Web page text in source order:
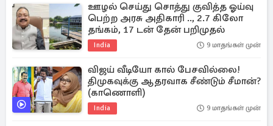
ஊழல் செய்து சொத்து குவித்த ஓய்வு
பெற்ற அரசு ​அதிகாரி .., 2.7 கிலோ
தங்கம், 17 டன் தேன் பறிமுதல்
India 9 மாதங்கள் முன்
விஜய் வீடியோ கால் பேசவில்லை!
திமுகவுக்கு ஆதரவாக சீண்டும் சீமான்?
(காணொளி)
India 9 மாதங்கள் முன்